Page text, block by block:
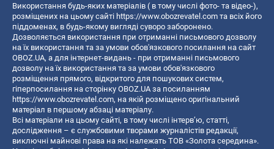
Використання будь-яких матеріалів ( в тому числі фото- та відео-),
розміщених на цьому сайті https://www.obozrevatel.com та всіх його
піддоменах, в будь-якому вигляді суворо заборонено.
Дозволяється використання при отриманні письмового дозволу
на їх використання та за умови обов'язкового посилання на сайт
OBOZ.UA, а для інтернет-видань - при отриманні письмового
дозволу на їх використання та за умови обов'язкового
розміщення прямого, відкритого для пошукових систем,
гіперпосилання на сторінку OBOZ.UA за посиланням
https://www.obozrevatel.com, на якій розміщено оригінальний
матеріал в першому абзаці матеріалу.
Всі матеріали на цьому сайті, в тому числі інтерв’ю, статті,
дослідження – є службовими творами журналістів редакції,
виключні майнові права на які належать ТОВ «Золота середина».